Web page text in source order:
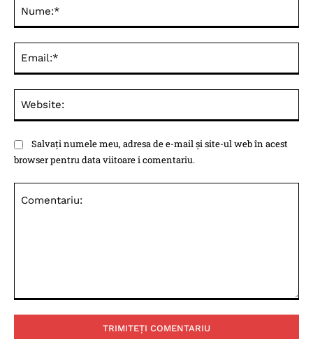
Salvați numele meu, adresa de e-mail și site-ul web în acest
browser pentru data viitoare i comentariu.